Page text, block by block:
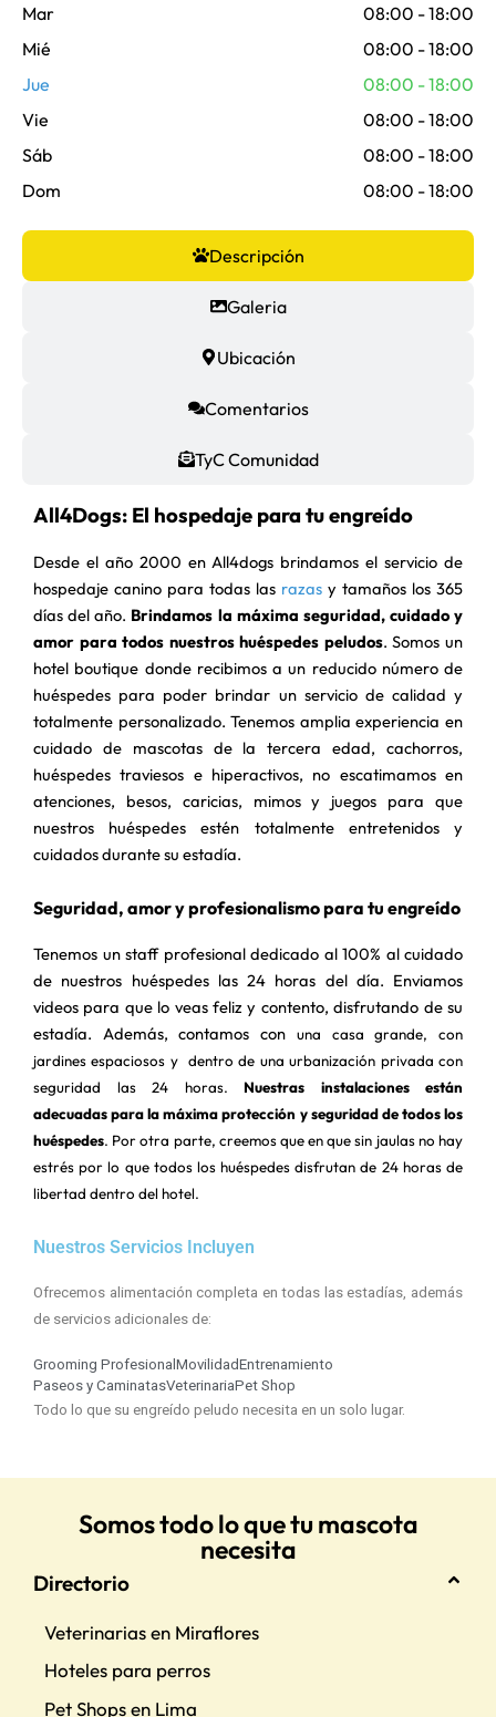
Descripción
Galeria
Ubicación
Comentarios
TyC Comunidad
All4Dogs: El hospedaje para tu engreído
Desde el año 2000 en All4dogs brindamos el servicio de
hospedaje canino para todas las razas y tamaños los 365
días del año. Brindamos la máxima seguridad, cuidado y
amor para todos nuestros huéspedes peludos.Somos un
hotel boutique donde recibimos a un reducido número de
huéspedes para poder brindar un servicio de calidad y
totalmente personalizado.Tenemos amplia experiencia en
cuidado de mascotas de la tercera edad, cachorros,
huéspedes traviesos e hiperactivos, no escatimamos en
atenciones, besos, caricias, mimos y juegos para que
nuestros huéspedes estén totalmente entretenidos y
cuidados durante su estadía.
Seguridad, amor y profesionalismo para tu engreído
Tenemos un staff profesional dedicado al 100% al cuidado
de nuestros huéspedes las 24 horas del día. Enviamos
videos para que lo veas feliz y contento, disfrutando de su
estadía. Además, contamos con una casa grande, con
jardines espaciosos y dentro de una urbanización privada con
seguridad las 24 horas. Nuestras instalaciones están
adecuadas para la máxima protección y seguridad de todos los
huéspedes. Por otra parte, creemos que en que sin jaulas no hay
estrés por lo que todos los huéspedes disfrutan de 24 horas de
libertad dentro del hotel.
Nuestros Servicios Incluyen
Ofrecemos alimentación completa en todas las estadías, además
de servicios adicionales de:
Grooming Profesional MovilidadEntrenamiento
Paseos y CaminatasVeterinariaPet Shop
Todo lo que su engreído peludo necesita en un solo lugar.
Mar
08:00 - 18:00
Mié
08:00 - 18:00
Jue
08:00 - 18:00
Vie
08:00 - 18:00
Sáb
08:00 - 18:00
Dom
08:00 - 18:00
Somos todo lo que tu mascota
necesita
Directorio
Veterinarias en Miraflores
Hoteles para perros
Pet Shops en Lima